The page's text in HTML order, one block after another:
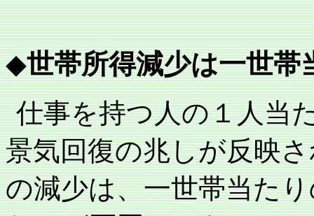
◆世帯所得減少は一世帯
仕事を持つ人の１人当
景気回復の兆しが反映
の減少は、一世帯当た